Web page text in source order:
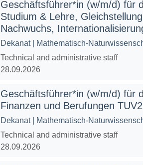
Geschäftsführer*in (w/m/d) für
Studium & Lehre,
Nachwuchs,
Dekanat | Mathematisch-
Technical and administrative staff
28.09.2026
Geschäftsführer*in (w/m/d) für
Finanzen und Berufungen
Dekanat | Mathematisch-
Technical and administrative staff
28.09.2026